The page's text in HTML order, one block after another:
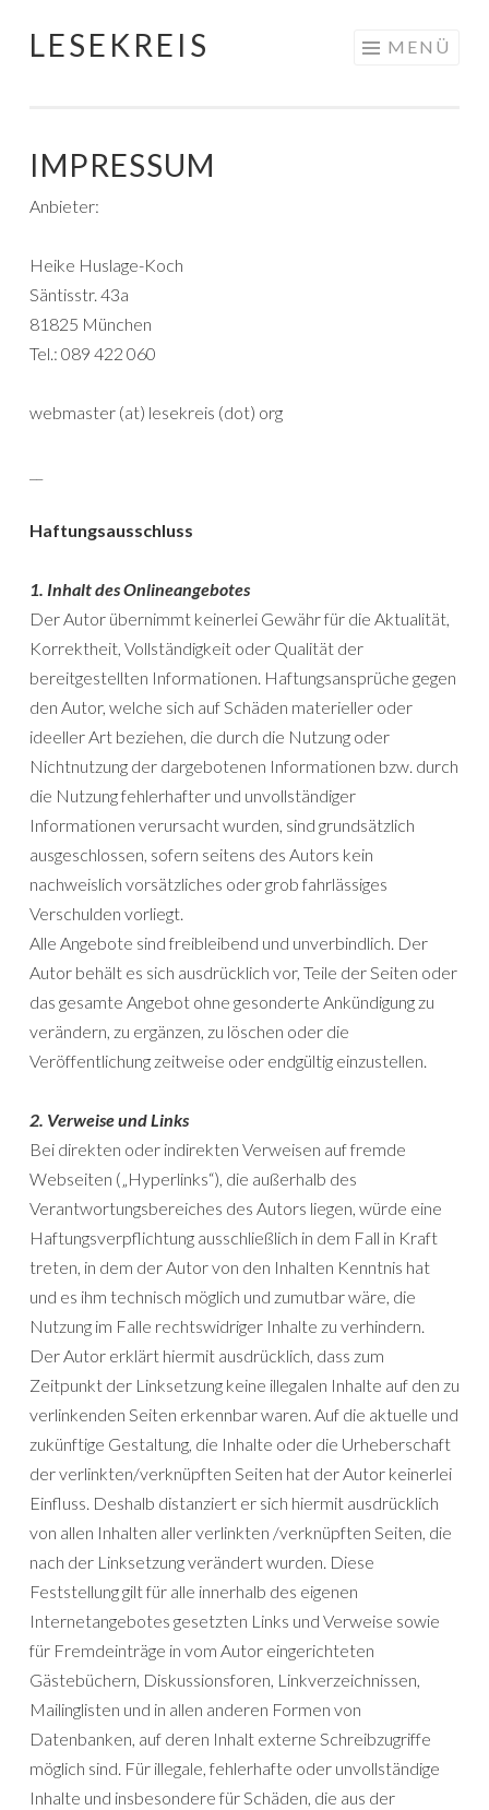
Springe
LESEKREIS MENÜ
IMPRESSUM
Anbieter:
Heike Huslage-Koch
Säntisstr. 43a
81825 München
Tel.: 089 422 060
webmaster (at) lesekreis (dot) org
Haftungsausschluss
1. Inhalt des Onlineangebotes
Der Autor übernimmt keinerlei Gewähr für die Aktualität,
Korrektheit, Vollständigkeit oder Qualität der
bereitgestellten Informationen. Haftungsansprüche gegen
den Autor, welche sich auf Schäden materieller oder
ideeller Art beziehen, die durch die Nutzung oder
Nichtnutzung der dargebotenen Informationen bzw. durch
die Nutzung fehlerhafter und unvollständiger
Informationen verursacht wurden, sind grundsätzlich
ausgeschlossen, sofern seitens des Autors kein
nachweislich vorsätzliches oder grob fahrlässiges
Verschulden vorliegt.
Alle Angebote sind freibleibend und unverbindlich. Der
Autor behält es sich ausdrücklich vor, Teile der Seiten oder
das gesamte Angebot ohne gesonderte Ankündigung zu
verändern, zu ergänzen, zu löschen oder die
Veröffentlichung zeitweise oder endgültig einzustellen.
2. Verweise und Links
Bei direkten oder indirekten Verweisen auf fremde
Webseiten („Hyperlinks“), die außerhalb des
Verantwortungsbereiches des Autors liegen, würde eine
Haftungsverpflichtung ausschließlich in dem Fall in Kraft
treten, in dem der Autor von den Inhalten Kenntnis hat
und es ihm technisch möglich und zumutbar wäre, die
Nutzung im Falle rechtswidriger Inhalte zu verhindern.
Der Autor erklärt hiermit ausdrücklich, dass zum
Zeitpunkt der Linksetzung keine illegalen Inhalte auf den zu
verlinkenden Seiten erkennbar waren. Auf die aktuelle und
zukünftige Gestaltung, die Inhalte oder die Urheberschaft
der verlinkten/verknüpften Seiten hat der Autor keinerlei
Einfluss. Deshalb distanziert er sich hiermit ausdrücklich
von allen Inhalten aller verlinkten /verknüpften Seiten, die
nach der Linksetzung verändert wurden. Diese
Feststellung gilt für alle innerhalb des eigenen
Internetangebotes gesetzten Links und Verweise sowie
für Fremdeinträge in vom Autor eingerichteten
Gästebüchern, Diskussionsforen, Linkverzeichnissen,
Mailinglisten und in allen anderen Formen von
Datenbanken, auf deren Inhalt externe Schreibzugriffe
möglich sind. Für illegale, fehlerhafte oder unvollständige
Inhalte und insbesondere für Schäden, die aus der